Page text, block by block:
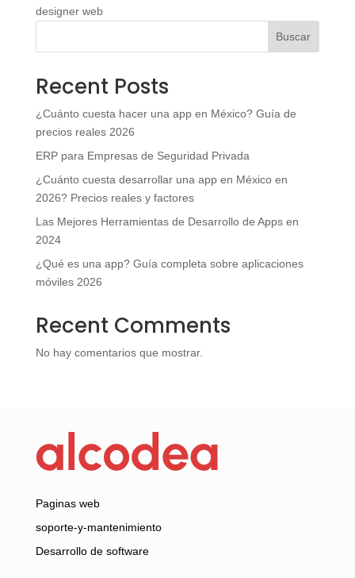
designer web
Buscar
Recent Posts
¿Cuánto cuesta hacer una app en México? Guía de
precios reales 2026
ERP para Empresas de Seguridad Privada
¿Cuánto cuesta desarrollar una app en México en
2026? Precios reales y factores
Las Mejores Herramientas de Desarrollo de Apps en
2024
¿Qué es una app? Guía completa sobre aplicaciones
móviles 2026
Recent Comments
No hay comentarios que mostrar.
Paginas web
soporte-y-mantenimiento
Desarrollo de software